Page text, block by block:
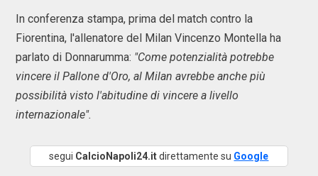
In conferenza stampa, prima del match contro la
Fiorentina, l'allenatore del Milan Vincenzo Montella ha
parlato di Donnarumma: "Come potenzialità potrebbe
vincere il Pallone d'Oro, al Milan avrebbe anche più
possibilità visto l'abitudine di vincere a livello
internazionale".
segui CalcioNapoli24.itdirettamente su Google